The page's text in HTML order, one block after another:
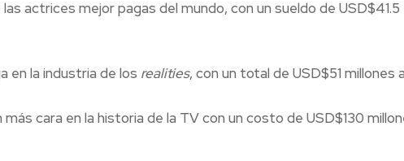
actrices mejor pagas del mundo, con un sueldo de USD$41.5
en la industria de los realities, con un total de USD$51 millones
cara en la historia de la TV con un costo de USD$130